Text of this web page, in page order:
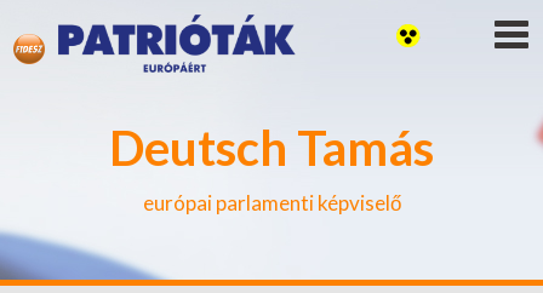
Deutsch Tamás
európai parlamenti képviselő